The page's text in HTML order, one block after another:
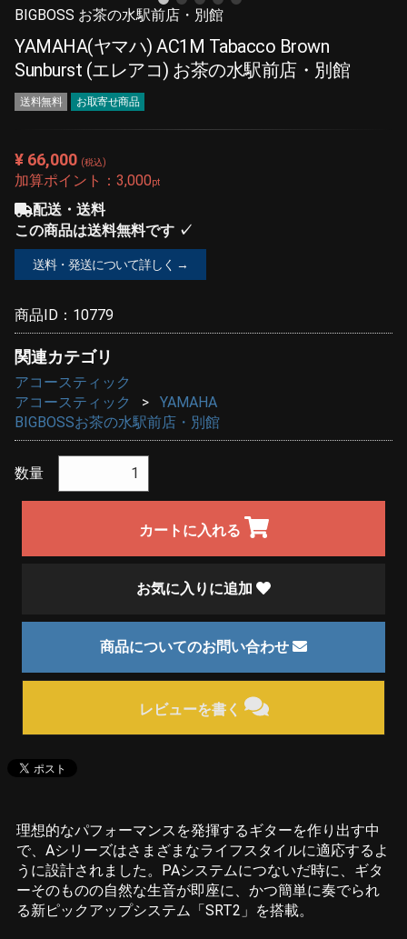
BIGBOSS お茶の水駅前店・別館
YAMAHA(ヤマハ) AC1M Tabacco Brown
Sunburst (エレアコ) お茶の水駅前店・別館
送料無料 お取寄せ商品
¥ 66,000 (税込)
加算ポイント： 3,000pt
配送・送料
この商品は送料無料です ✓
送料・発送について詳しく →
商品ID： 10779
関連カテゴリ
アコースティック
アコースティック
YAMAHA
BIGBOSSお茶の水駅前店・別館
数量
カートに入れる
お気に入りに追加
商品についてのお問い合わせ
レビューを書く
理想的なパフォーマンスを発揮するギターを作り出す中
で、Aシリーズはさまざまなライフスタイルに適応するよ
うに設計されました。PAシステムにつないだ時に、ギタ
ーそのものの自然な生音が即座に、かつ簡単に奏でられ
る新ピックアップシステム「SRT2」を搭載。